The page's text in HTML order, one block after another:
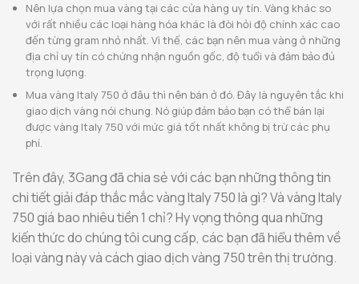
Nên lựa chọn mua vàng tại các cửa hàng uy tín. Vàng khác so
với rất nhiều các loại hàng hóa khác là đòi hỏi độ chính xác cao
đến từng gram nhỏ nhất. Vì thế, các bạn nên mua vàng ở những
địa chỉ uy tín có chứng nhận nguồn gốc, độ tuổi và đảm bảo đủ
trọng lượng.
Mua vàng Italy 750 ở đâu thì nên bán ở đó. Đây là nguyên tắc khi
giao dịch vàng nói chung. Nó giúp đảm bảo bạn có thể bán lại
được vàng Italy 750 với mức giá tốt nhất không bị trừ các phụ
phí.
Trên đây, 3Gang đã chia sẻ với các bạn những thông tin
chi tiết giải đáp thắc mắc vàng Italy 750 là gì? Và vàng Italy
750 giá bao nhiêu tiền 1 chỉ? Hy vọng thông qua những
kiến thức do chúng tôi cung cấp, các bạn đã hiểu thêm về
loại vàng này và cách giao dịch vàng 750 trên thị trường.